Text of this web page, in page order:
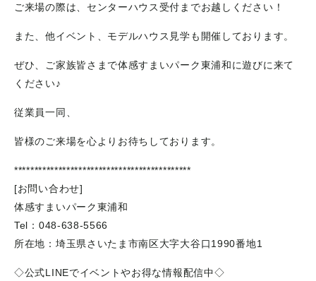
ご来場の際は、センターハウス受付までお越しください！
また、他イベント、モデルハウス見学も開催しております。
ぜひ、ご家族皆さまで体感すまいパーク東浦和に遊びに来て
ください♪
従業員一同、
皆様のご来場を心よりお待ちしております。
********************************************
[お問い合わせ]
体感すまいパーク東浦和
Tel：048-638-5566
所在地：埼玉県さいたま市南区大字大谷口1990番地1
◇公式LINEでイベントやお得な情報配信中◇